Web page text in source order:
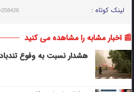
لینک کوتاه :
📰 اخبار مشابه را مشاهده می کنید
هشدار نسبت به وفوع تندباد